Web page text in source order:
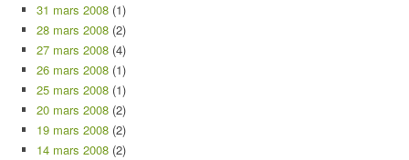
31 mars 2008 (1)
28 mars 2008 (2)
27 mars 2008 (4)
26 mars 2008 (1)
25 mars 2008 (1)
20 mars 2008 (2)
19 mars 2008 (2)
14 mars 2008 (2)